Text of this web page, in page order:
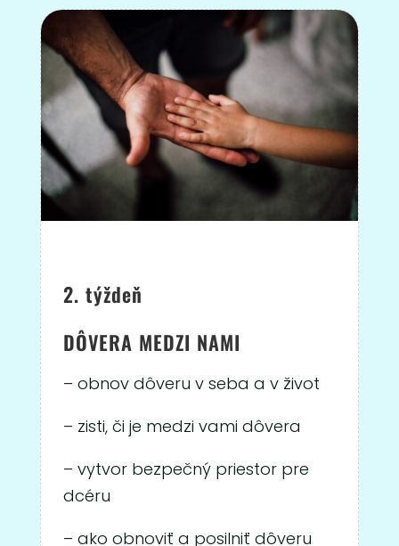
2. týždeň
DÔVERA MEDZI NAMI
– obnov dôveru v seba a v život
– zisti, či je medzi vami dôvera
– vytvor bezpečný priestor pre
dcéru
– ako obnoviť a posilniť dôveru